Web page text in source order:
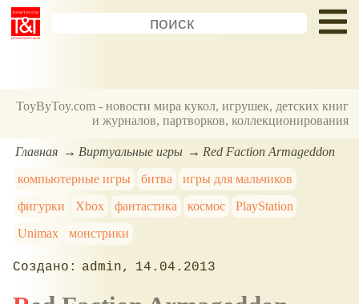
ToyByToy.com - новости мира кукол, игрушек, детских книг
и журналов, партворков, коллекционирования
Главная Виртуальные игры
Red Faction Armageddon
компьютерные игры
битва
игры для мальчиков
фигурки
Xbox фантастика космос
PlayStation
Unimax
монстрики
admin 14.04.2013